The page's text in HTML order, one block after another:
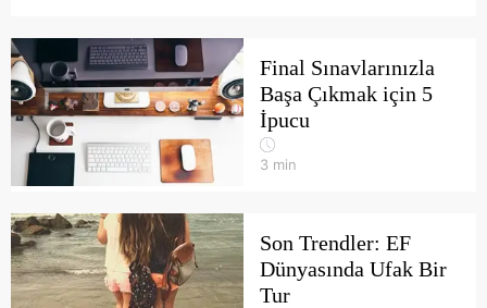
Final Sınavlarınızla
Başa Çıkmak için 5
İpucu
3 min
Son Trendler: EF
Dünyasında Ufak Bir
Tur